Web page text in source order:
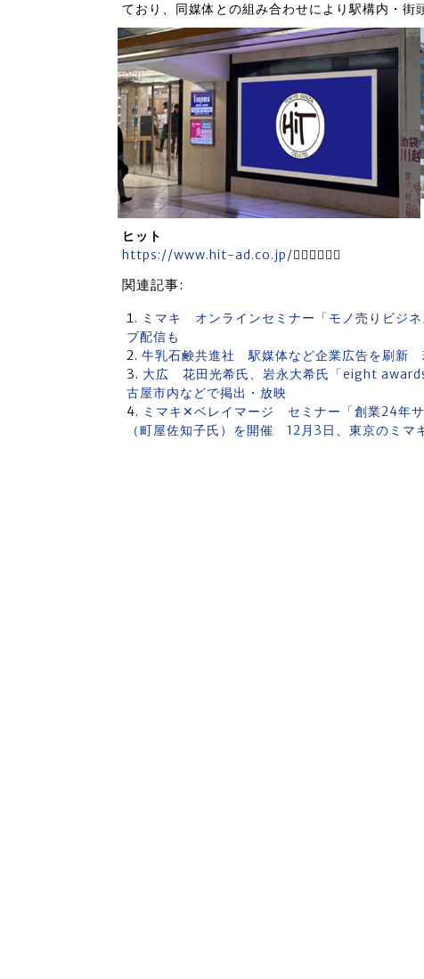
ており、同媒体との組み合わせにより駅構内・街
ヒット
https://www.hit-ad.co.jp/
関連記事:
ミマキ オンラインセミナー「モノ売りビジ
ブ配信も
牛乳石鹸共進社 駅媒体など企業広告を刷新
大広 花田光希氏、岩永大希氏「eight
古屋市内などで掲出・放映
ミマキ✕ベレイマージ セミナー「創業24年サ
（町屋佐知子氏）を開催 12月3日、東京のミマ